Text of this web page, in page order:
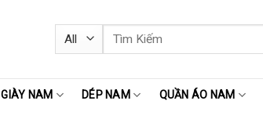
Tìm
kiếm:
GIÀY NAM DÉP NAM QUẦN ÁO NAM